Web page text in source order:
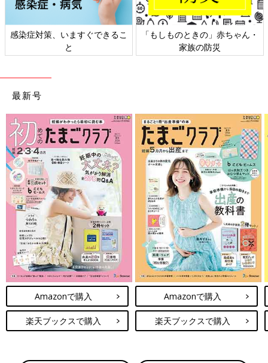
さらにつっこみが止まらない育児日記
Amazonで見る
前の話
偏差値82からド底辺
へ…極端がすぎる！
【御手洗直子のコマ
ダム日記】
次の話
偏差値82をとるに
は？！【御手洗直子の
コマダム日記】
」赤ちゃん・
日本外来小児科学会リーフレッ
六星占術 細木か
最新号
Amazonで購入
楽天ブックスで購入
Amazonで購入
楽天ブックスで購入